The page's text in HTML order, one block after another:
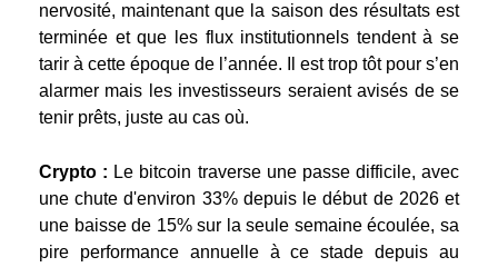
nervosité, maintenant que la saison des résultats est
terminée et que les flux institutionnels tendent à se
tarir à cette époque de l’année. Il est trop tôt pour s’en
alarmer mais les investisseurs seraient avisés de se
tenir prêts, juste au cas où.
Crypto : Le bitcoin traverse une passe difficile, avec
une chute d'environ 33% depuis le début de 2026 et
une baisse de 15% sur la seule semaine écoulée, sa
pire performance annuelle à ce stade depuis au